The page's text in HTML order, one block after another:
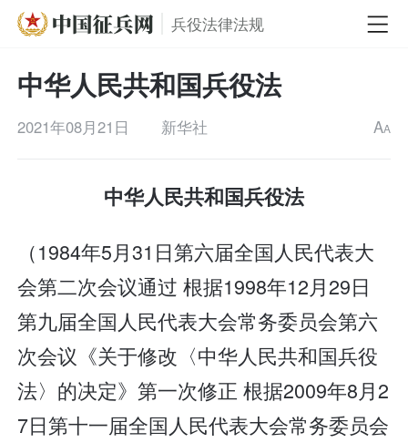
兵役法律法规
中华人民共和国兵役法
2021年08月21日 新华社 AA
中华人民共和国兵役法
（1984年5月31日第六届全国人民代表大
会第二次会议通过 根据1998年12月29日
第九届全国人民代表大会常务委员会第六
次会议《关于修改〈中华人民共和国兵役
法〉的决定》第一次修正 根据2009年8月2
7日第十一届全国人民代表大会常务委员会